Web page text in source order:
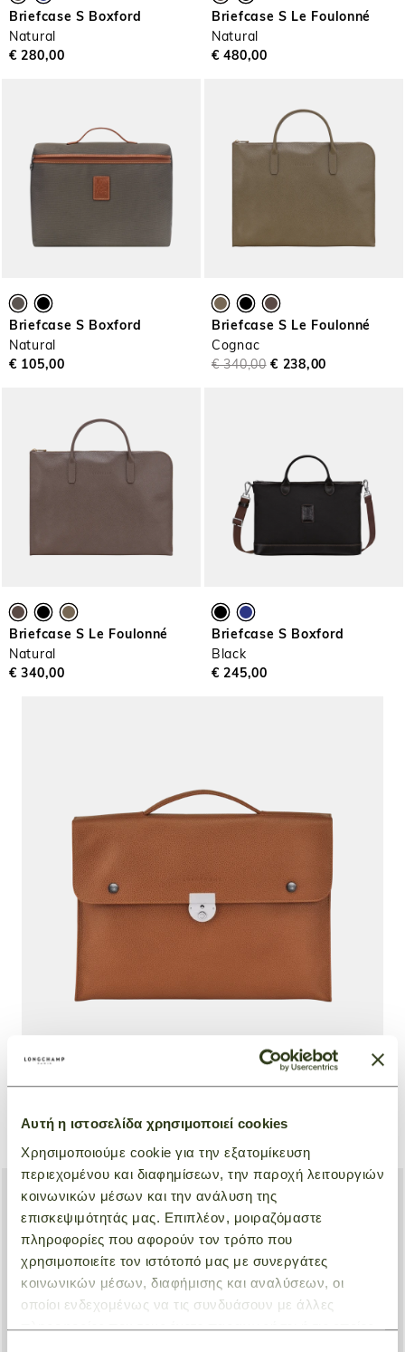
Αυτή η ιστοσελίδα χρησιμοποιεί cookies
Χρησιμοποιούμε cookie για την εξατομίκευση
περιεχομένου και διαφημίσεων, την παροχή λειτουργιών
κοινωνικών μέσων και την ανάλυση της
επισκεψιμότητάς μας. Επιπλέον, μοιραζόμαστε
πληροφορίες που αφορούν τον τρόπο που
χρησιμοποιείτε τον ιστότοπό μας με συνεργάτες
κοινωνικών μέσων, διαφήμισης και αναλύσεων, οι
οποίοι ενδεχομένως να τις συνδυάσουν με άλλες
πληροφορίες που τους έχετε παραχωρήσει ή τις οποίες
Briefcase S Boxford
Natural
€ 280,00
Briefcase S Le Foulonné
Natural
€ 480,00
Briefcase S Boxford
Natural
€ 105,00
Briefcase S Le Foulonné
Cognac
€ 340,00 € 238,00
Briefcase S Le Foulonné
Natural
€ 340,00
Briefcase S Boxford
Black
€ 245,00
Natural
€ 400,00